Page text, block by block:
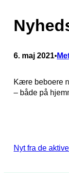
6. maj 2021•
Kære beboere
– både på
Nyt fra de